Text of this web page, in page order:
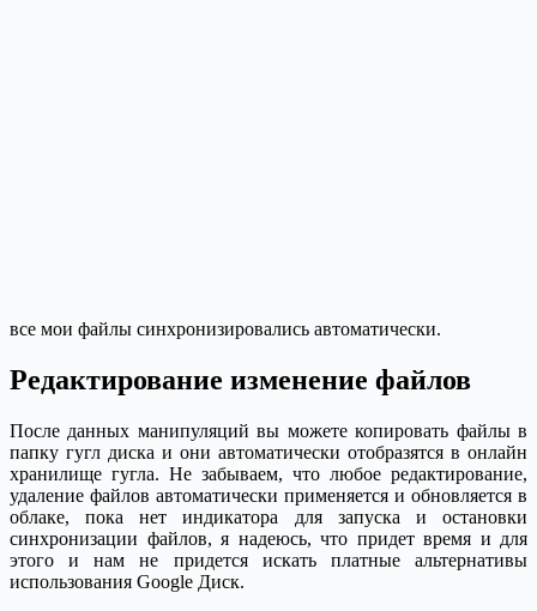
все мои файлы синхронизировались автоматически.
Редактирование изменение файлов
После данных манипуляций вы можете копировать файлы в
папку гугл диска и они автоматически отобразятся в онлайн
хранилище гугла. Не забываем, что любое редактирование,
удаление файлов автоматически применяется и обновляется в
облаке, пока нет индикатора для запуска и остановки
синхронизации файлов, я надеюсь, что придет время и для
этого и нам не придется искать платные альтернативы
использования Google Диск.